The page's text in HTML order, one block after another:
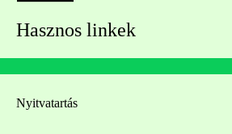
Hasznos linkek
Nyitvatartás